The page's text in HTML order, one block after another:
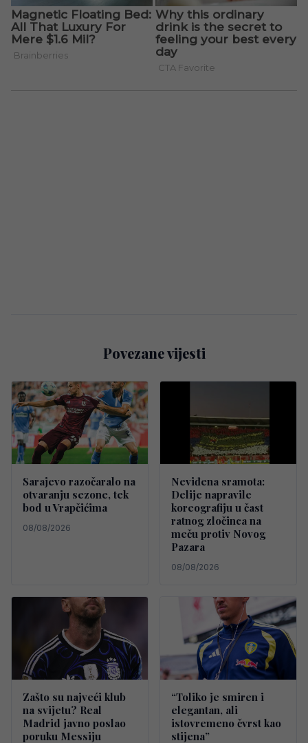
Povezane vijesti
Sarajevo razočaralo na
otvaranju sezone, tek
bod u Vrapčićima
08/08/2026
Neviđena sramota:
Delije napravile
koreografiju u čast
ratnog zločinca na
meču protiv Novog
Pazara
08/08/2026
Zašto su najveći klub
na svijetu? Real
Madrid javno poslao
poruku Messiju
“Toliko je smiren i
elegantan, ali
istovremeno čvrst kao
stijena”